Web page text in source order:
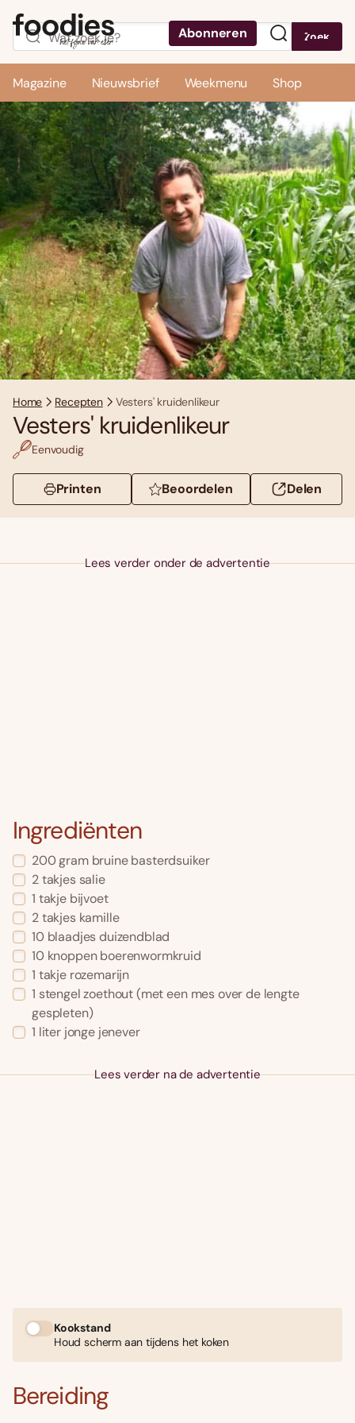
Abonneren Zoek
Magazine Nieuwsbrief Weekmenu Shop
Home Recepten Vesters' kruidenlikeur
Vesters' kruidenlikeur
Eenvoudig
Printen Beoordelen Delen
Lees verder onder de advertentie
Ingrediënten
200 gram bruine basterdsuiker
2 takjes salie
1 takje bijvoet
2 takjes kamille
10 blaadjes duizendblad
10 knoppen boerenwormkruid
1 takje rozemarijn
1 stengel zoethout (met een mes over de lengte
gespleten)
1 liter jonge jenever
Lees verder na de advertentie
Kookstand
Houd scherm aan tijdens het koken
Bereiding